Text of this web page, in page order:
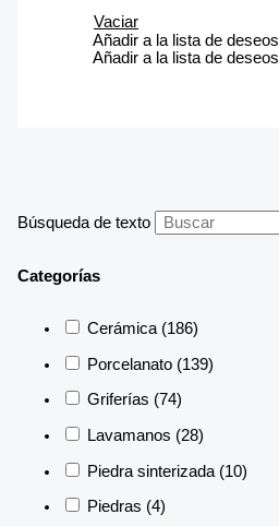
Búsqueda de texto
Categorías
Cerámica (186)
Porcelanato (139)
Griferías (74)
Lavamanos (28)
Piedra sinterizada (10)
Piedras (4)
Vaciar
Añadir a la lista de deseos
Añadir a la lista de deseos